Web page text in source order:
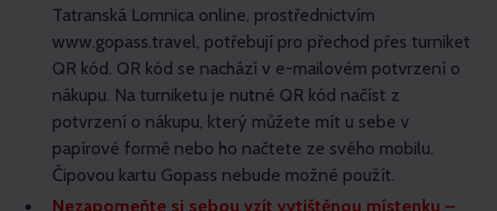
Tatranská Lomnica online, prostřednictvím
www.gopass.travel, potřebují pro přechod přes turniket
QR kód. QR kód se nachází v e-mailovém potvrzení o
nákupu. Na turniketu je nutné QR kód načíst z
potvrzení o nákupu, který můžete mít u sebe v
papírové formě nebo ho načtete ze svého mobilu.
Čipovou kartu Gopass nebude možné použít.
Nezapomeňte si sebou vzít vytištěnou místenku –